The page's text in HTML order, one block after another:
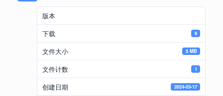
版本
下载
6
文件大小 5 MB
文件计数 1
创建日期 2024-03-17